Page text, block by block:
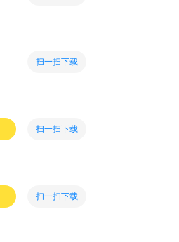
扫一扫下载
扫一扫下载
扫一扫下载